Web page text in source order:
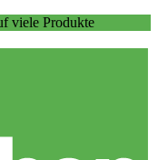
viele Produkte